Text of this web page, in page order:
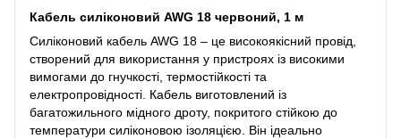
Кабель силіконовий AWG 18 червоний, 1 м
Силіконовий кабель AWG 18 – це високоякісний провід,
створений для використання у пристроях із високими
вимогами до гнучкості, термостійкості та
електропровідності. Кабель виготовлений із
багатожильного мідного дроту, покритого стійкою до
температури силіконовою ізоляцією. Він ідеально